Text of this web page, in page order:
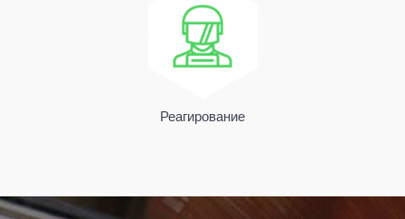
Реагирование